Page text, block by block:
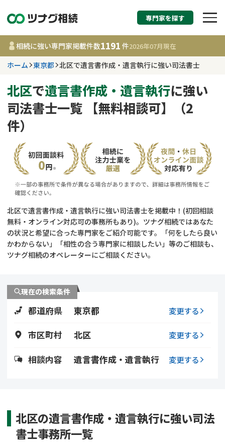
相続税申告・相続手
す
東京都
事務所 1191
件
相談内容で探す
遺言書作成・遺言執行
相続登記
遺留分侵害額請求
相続手続き
不動産評価(相続不動
費用相場
コラム
相続手続き
遺言
調査・アンケート
専門家を探す
相続に強い専門家掲載件数1191 件2026年07月現在
ホーム 東京都 北区で遺言書作成・遺言執行に強い司法書士
北区で遺言書作成・遺言執行に強い
司法書士一覧 【無料相談可】（2
件）
北区で遺言書作成・遺言執行に強い司法書士を掲載中！(初回相談
無料・オンライン対応可の事務所もあり)。ツナグ相続ではあなた
の状況と希望に合った専門家をご紹介可能です。「何をしたら良い
かわからない」「相性の合う専門家に相談したい」等のご相談も、
ツナグ相続のオペレーターにご相談ください。
現在の検索条件
都道府県 東京都 変更する
市区町村 北区 変更する
相談内容 遺言書作成・遺言執行 変更する
北区の遺言書作成・遺言執行に強い司法
書士事務所一覧